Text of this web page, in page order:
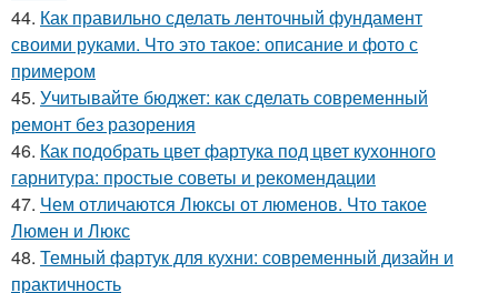
44. Как правильно сделать ленточный фундамент
своими руками. Что это такое: описание и фото с
примером
45. Учитывайте бюджет: как сделать современный
ремонт без разорения
46. Как подобрать цвет фартука под цвет кухонного
гарнитура: простые советы и рекомендации
47. Чем отличаются Люксы от люменов. Что такое
Люмен и Люкс
48. Темный фартук для кухни: современный дизайн и
практичность